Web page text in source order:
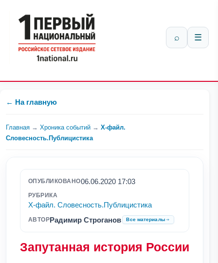
⌕ ☰
← На главную
Главная → Хроника событий → Х-файл.
Словесность.Публицистика
ОПУБЛИКОВАНО06.06.2020 17:03
РУБРИКА
Х-файл. Словесность.Публицистика
АВТОРРадимир Строганов Все материалы
Запутанная история России